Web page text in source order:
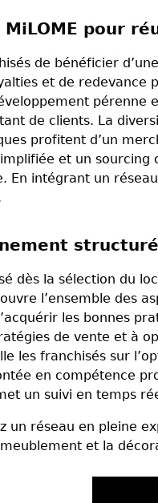
pour
de bénéficier
et de
pérenne
de clients. La
profitent d’un
et un
En intégrant un
dès la sélection du
l’ensemble des
les bonnes
de vente et à
les franchisés sur
en compétence
un suivi en temps
un réseau en pleine
et la